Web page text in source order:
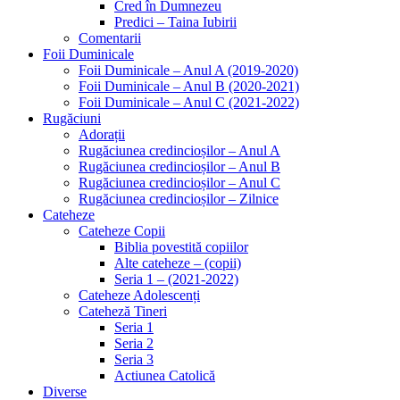
Cred în Dumnezeu
Predici – Taina Iubirii
Comentarii
Foii Duminicale
Foii Duminicale – Anul A (2019-2020)
Foii Duminicale – Anul B (2020-2021)
Foii Duminicale – Anul C (2021-2022)
Rugăciuni
Adorații
Rugăciunea credincioșilor – Anul A
Rugăciunea credincioșilor – Anul B
Rugăciunea credincioșilor – Anul C
Rugăciunea credincioșilor – Zilnice
Cateheze
Cateheze Copii
Biblia povestită copiilor
Alte cateheze – (copii)
Seria 1 – (2021-2022)
Cateheze Adolescenți
Cateheză Tineri
Seria 1
Seria 2
Seria 3
Actiunea Catolică
Diverse